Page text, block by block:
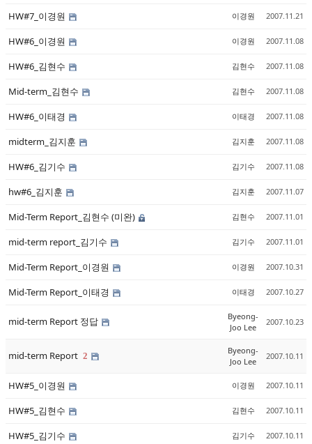
HW#7_이경원 이경원 2007.11.21
HW#6_이경원 이경원 2007.11.08
HW#6_김현수 김현수 2007.11.08
Mid-term_김현수 김현수 2007.11.08
HW#6_이태경 이태경 2007.11.08
midterm_김지훈 김지훈 2007.11.08
HW#6_김기수 김기수 2007.11.08
hw#6_김지훈 김지훈 2007.11.07
Mid-Term Report_김현수 (미완) 김현수 2007.11.01
mid-term report_김기수 김기수 2007.11.01
Mid-Term Report_이경원 이경원 2007.10.31
Mid-Term Report_이태경 이태경 2007.10.27
mid-term Report 정답
Byeong-
Joo Lee
2007.10.23
mid-term Report 2
Byeong-
Joo Lee
2007.10.11
HW#5_이경원 이경원 2007.10.11
HW#5_김현수 김현수 2007.10.11
HW#5_김기수 김기수 2007.10.11